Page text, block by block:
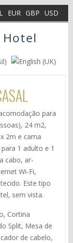
EUR GBP USD
para
24 m2,
2m e cama
1 adulto e 1
cabo, ar-
Wi-Fi,
Este tipo
sem vista.
Cortina
Split, Mesa de
de cabelo,